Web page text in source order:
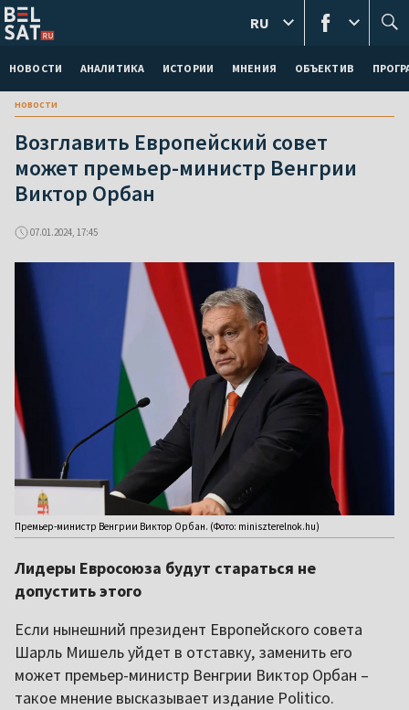
НОВОСТИ АНАЛИТИКА ИСТОРИИ МНЕНИЯ ОБЪЕКТИВ
RU
новости
Возглавить Европейский совет
может премьер-министр Венгрии
Виктор Орбан
07.01.2024, 17:45
Премьер-министр Венгрии Виктор Орбан. (Фото: miniszterelnok.hu)
Лидеры Евросоюза будут стараться не
допустить этого
Если нынешний президент Европейского совета
Шарль Мишель уйдет в отставку, заменить его
может премьер-министр Венгрии Виктор Орбан –
такое мнение высказывает издание Politico.